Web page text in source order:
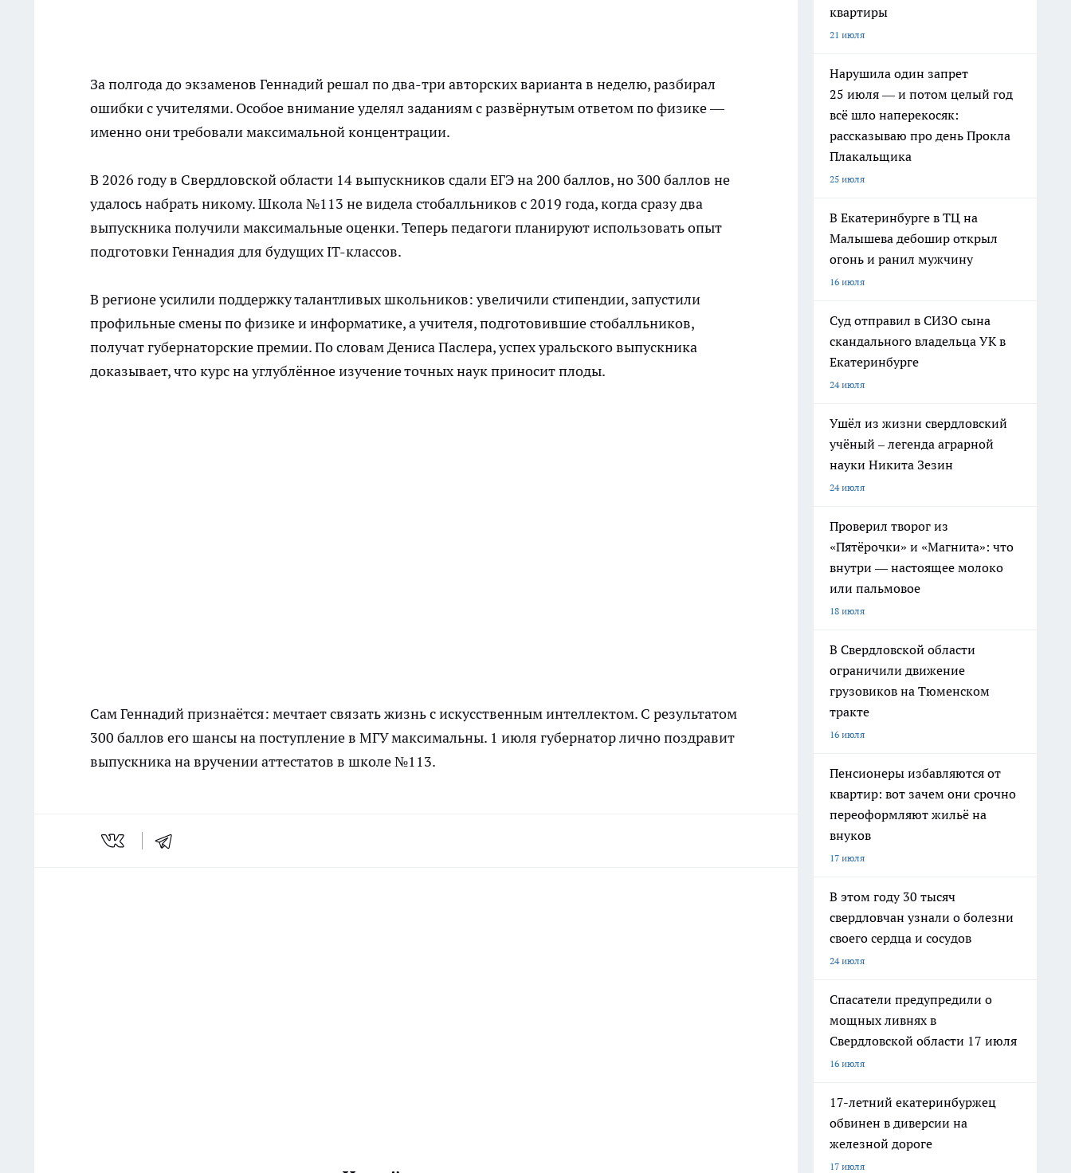
За полгода до экзаменов Геннадий решал по два-три авторских варианта в неделю, разбирал
ошибки с учителями. Особое внимание уделял заданиям с развёрнутым ответом по физике —
именно они требовали максимальной концентрации.
В 2026 году в Свердловской области 14 выпускников сдали ЕГЭ на 200 баллов, но 300 баллов не
удалось набрать никому. Школа №113 не видела стобалльников с 2019 года, когда сразу два
выпускника получили максимальные оценки. Теперь педагоги планируют использовать опыт
подготовки Геннадия для будущих IT-классов.
В регионе усилили поддержку талантливых школьников: увеличили стипендии, запустили
профильные смены по физике и информатике, а учителя, подготовившие стобалльников,
получат губернаторские премии. По словам Дениса Паслера, успех уральского выпускника
доказывает, что курс на углублённое изучение точных наук приносит плоды.
Сам Геннадий признаётся: мечтает связать жизнь с искусственным интеллектом. С результатом
300 баллов его шансы на поступление в МГУ максимальны. 1 июля губернатор лично поздравит
выпускника на вручении аттестатов в школе №113.
квартиры
21 июля
Нарушила один запрет
25 июля — и потом целый год
всё шло наперекосяк:
рассказываю про день Прокла
Плакальщика
25 июля
В Екатеринбурге в ТЦ на
Малышева дебошир открыл
огонь и ранил мужчину
16 июля
Суд отправил в СИЗО сына
скандального владельца УК в
Екатеринбурге
24 июля
Ушёл из жизни свердловский
учёный – легенда аграрной
науки Никита Зезин
24 июля
Проверил творог из
«Пятёрочки» и «Магнита»: что
внутри — настоящее молоко
или пальмовое
18 июля
В Свердловской области
ограничили движение
грузовиков на Тюменском
тракте
16 июля
Пенсионеры избавляются от
квартир: вот зачем они срочно
переоформляют жильё на
внуков
17 июля
В этом году 30 тысяч
свердловчан узнали о болезни
своего сердца и сосудов
24 июля
Спасатели предупредили о
мощных ливнях в
Свердловской области 17 июля
16 июля
17-летний екатеринбуржец
обвинен в диверсии на
железной дороге
17 июля